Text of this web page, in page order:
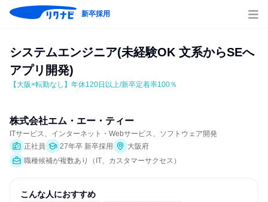
新卒採用
システムエンジニア(未経験OK 文系からSEへ
アプリ開発)
【大阪×転勤なし】年休120日以上/新卒定着率100％
株式会社エム・エー・ティー
ITサービス、インターネット・Webサービス、ソフトウェア開発
正社員
27年卒 新卒採用
大阪府
職種候補が複数あり（IT、カスタマーサクセス）
こんな人におすすめ